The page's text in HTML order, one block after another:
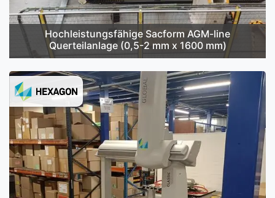
Hochleistungsfähige Sacform AGM-line
Querteilanlage (0,5-2 mm x 1600 mm)